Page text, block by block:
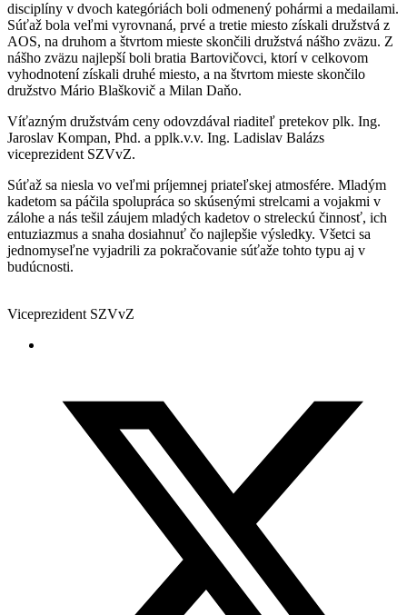
disciplíny v dvoch kategóriách boli odmenený pohármi a medailami.
Súťaž bola veľmi vyrovnaná, prvé a tretie miesto získali družstvá z
AOS, na druhom a štvrtom mieste skončili družstvá nášho zväzu. Z
nášho zväzu najlepší boli bratia Bartovičovci, ktorí v celkovom
vyhodnotení získali druhé miesto, a na štvrtom mieste skončilo
družstvo Mário Blaškovič a Milan Daňo.
Víťazným družstvám ceny odovzdával riaditeľ pretekov plk. Ing.
Jaroslav Kompan, Phd. a pplk.v.v. Ing. Ladislav Balázs
viceprezident SZVvZ.
Súťaž sa niesla vo veľmi príjemnej priateľskej atmosfére. Mladým
kadetom sa páčila spolupráca so skúsenými strelcami a vojakmi v
zálohe a nás tešil záujem mladých kadetov o streleckú činnosť, ich
entuziazmus a snaha dosiahnuť čo najlepšie výsledky. Všetci sa
jednomyseľne vyjadrili za pokračovanie súťaže tohto typu aj v
budúcnosti.
Viceprezident SZVvZ